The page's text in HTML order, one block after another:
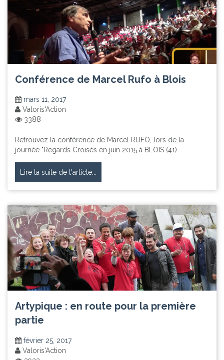
Conférence de Marcel Rufo à Blois
mars 11, 2017
Valoris'Action
3388
Retrouvez la conférence de Marcel RUFO, lors de la
journée "Regards Croisés en juin 2015 à BLOIS (41)
Lire la suite de l'article...
Artypique : en route pour la première
partie
février 25, 2017
Valoris'Action